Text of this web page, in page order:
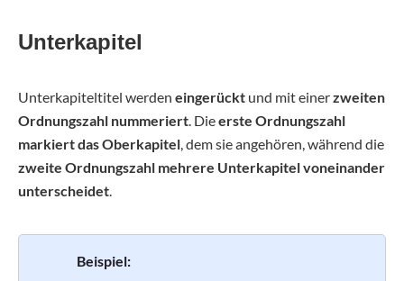
Unterkapitel
Unterkapiteltitel werden eingerückt und mit einerzweiten
Ordnungszahl nummeriert . Dieerste Ordnungszahl
markiert das Oberkapitel , dem sie angehören, während die
zweite Ordnungszahl mehrere Unterkapitel voneinander
unterscheidet
Beispiel: